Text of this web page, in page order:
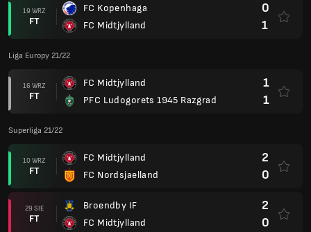
19 WRZ
FT
FC Kopenhaga
FC Midtjylland
0
1
Liga Europy 21/22
16 WRZ
FT
FC Midtjylland
PFC Ludogorets 1945 Razgrad
1
1
Superliga 21/22
10 WRZ
FT
FC Midtjylland
FC Nordsjaelland
2
0
29 SIE
FT
Broendby IF
FC Midtjylland
2
0